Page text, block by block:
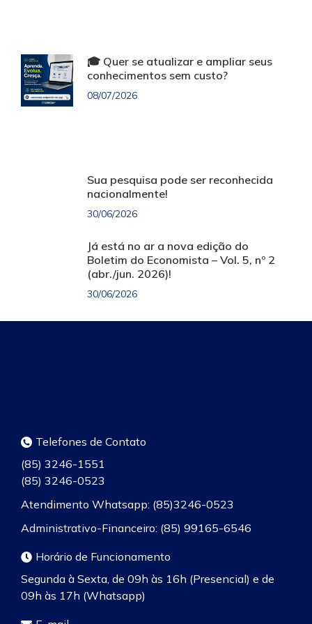
🎓 Quer se atualizar e ampliar seus
conhecimentos sem custo?
08/07/2026
Sua pesquisa pode ser reconhecida
nacionalmente!
30/06/2026
Já está no ar a nova edição do
Boletim do Economista – Vol. 5, nº 2
(abr./jun. 2026)!
30/06/2026
Telefones de Contato
(85) 3246-1551
(85) 3246-0523
Atendimento Whatsapp: (85)3246-0523
Administrativo-Financeiro: (85) 99165-6546
Horário de Funcionamento
Segunda à Sexta, de 09h às 16h (Presencial) e de
09h às 17h (Whatsapp)